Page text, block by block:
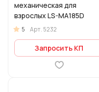
механическая для
взрослых LS-MA185D
5 Арт. 5232
Запросить КП